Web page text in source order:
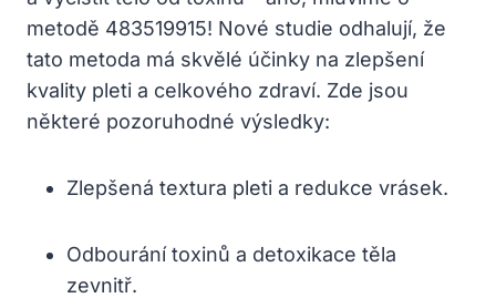
metodě 483519915! Nové studie odhalují, že
tato metoda má skvělé účinky na zlepšení
kvality pleti a celkového zdraví. Zde jsou
některé pozoruhodné výsledky:
Zlepšená textura pleti a redukce vrásek.
Odbourání toxinů a detoxikace těla
zevnitř.